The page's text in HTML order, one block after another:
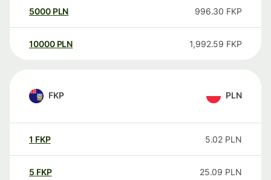
5000 PLN 996.30 FKP
10000 PLN 1,992.59 FKP
FKP PLN
1 FKP 5.02 PLN
5 FKP 25.09 PLN